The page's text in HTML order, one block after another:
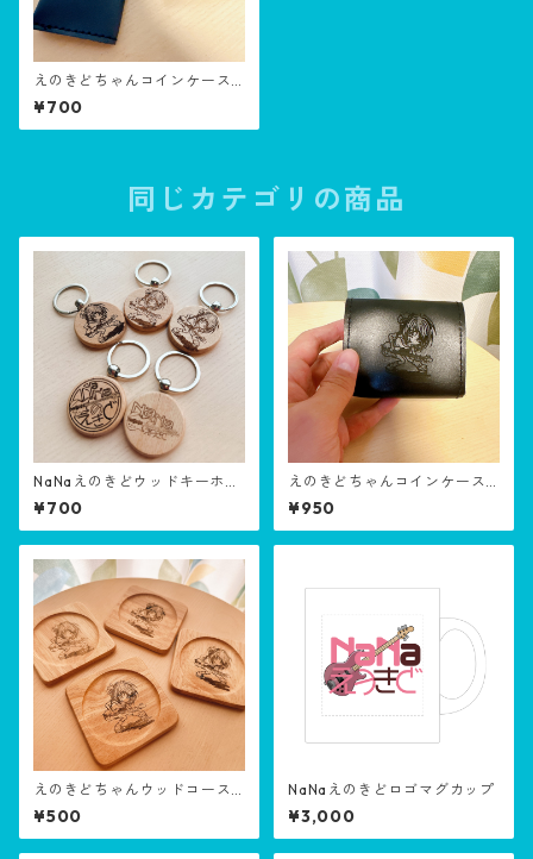
えのきどちゃんコインケース
細！
¥700
同じカテゴリの商品
NaNaえのきどウッドキーホル
ダー
¥700
えのきどちゃんコインケース 2
面彫刻
¥950
えのきどちゃんウッドコース
ター
¥500
NaNaえのきどロゴマグカップ
¥3,000